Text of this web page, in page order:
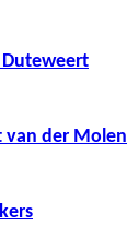
van der Molen